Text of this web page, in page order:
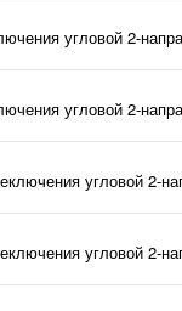
угловой 2-
угловой 2-
угловой 2-
угловой 2-